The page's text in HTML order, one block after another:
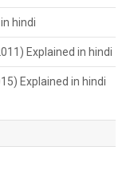
hindi
Explained in hindi
Explained in hindi